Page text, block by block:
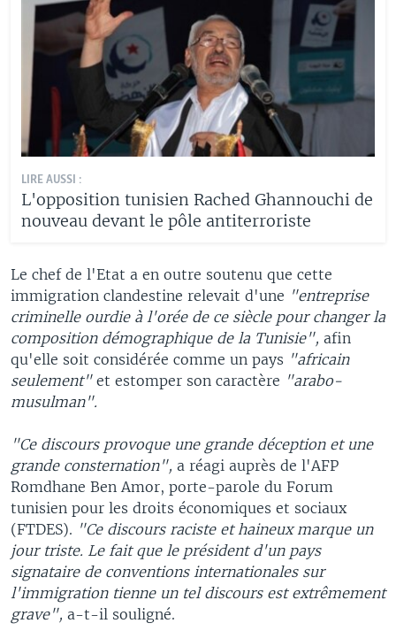
LIRE AUSSI :
L'opposition tunisien Rached Ghannouchi de
nouveau devant le pôle antiterroriste
Le chef de l'Etat a en outre soutenu que cette
immigration clandestine relevait d'une "entreprise
criminelle ourdie à l'orée de ce siècle pour changer la
composition démographique de la Tunisie", afin
qu'elle soit considérée comme un pays "africain
seulement"et estomper son caractère "arabo-
musulman".
"Ce discours provoque une grande déception et une
grande consternation", a réagi auprès de l'AFP
Romdhane Ben Amor, porte-parole du Forum
tunisien pour les droits économiques et sociaux
(FTDES). "Ce discours raciste et haineux marque un
jour triste. Le fait que le président d'un pays
signataire de conventions internationales sur
l'immigration tienne un tel discours est extrêmement
grave", a-t-il souligné.